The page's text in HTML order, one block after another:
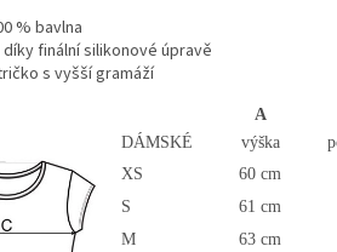
% bavlna
finální silikonové úpravě
s vyšší gramáží
A
DÁMSKÉ
výška
XS
60 cm
S
61 cm
M
63 cm